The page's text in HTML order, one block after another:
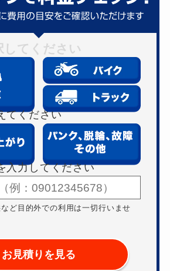
てください
てください
入力してください
ど目的外での利用は一切行いませ
お見積りを見る